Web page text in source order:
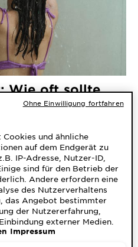
Wie oft sollte
und ähnliche
auf dem Endgerät zu
IP-Adresse, Nutzer-ID,
sind für den Betrieb der
Andere erfordern eine
des Nutzerverhaltens
das Angebot bestimmter
der Nutzererfahrung,
externer Medien.
Cookies können direkt
Impressum
Ohne Einwilligung fortfahren